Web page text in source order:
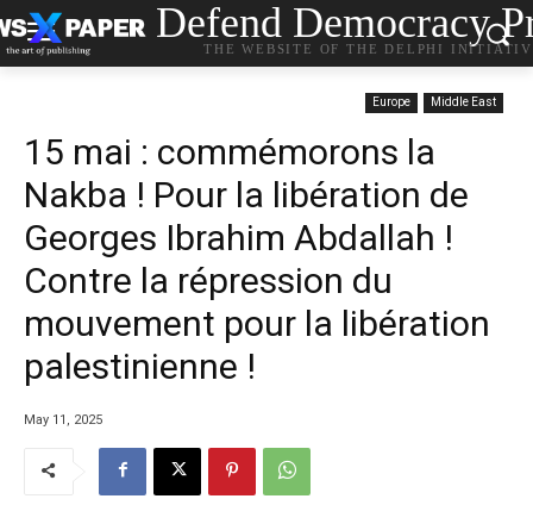
Defend Democracy
THE WEBSITE OF THE DELPHI
Europe Middle East
15 mai : commémorons la
Nakba ! Pour la libération de
Georges Ibrahim Abdallah !
Contre la répression du
mouvement pour la libération
palestinienne !
May 11, 2025